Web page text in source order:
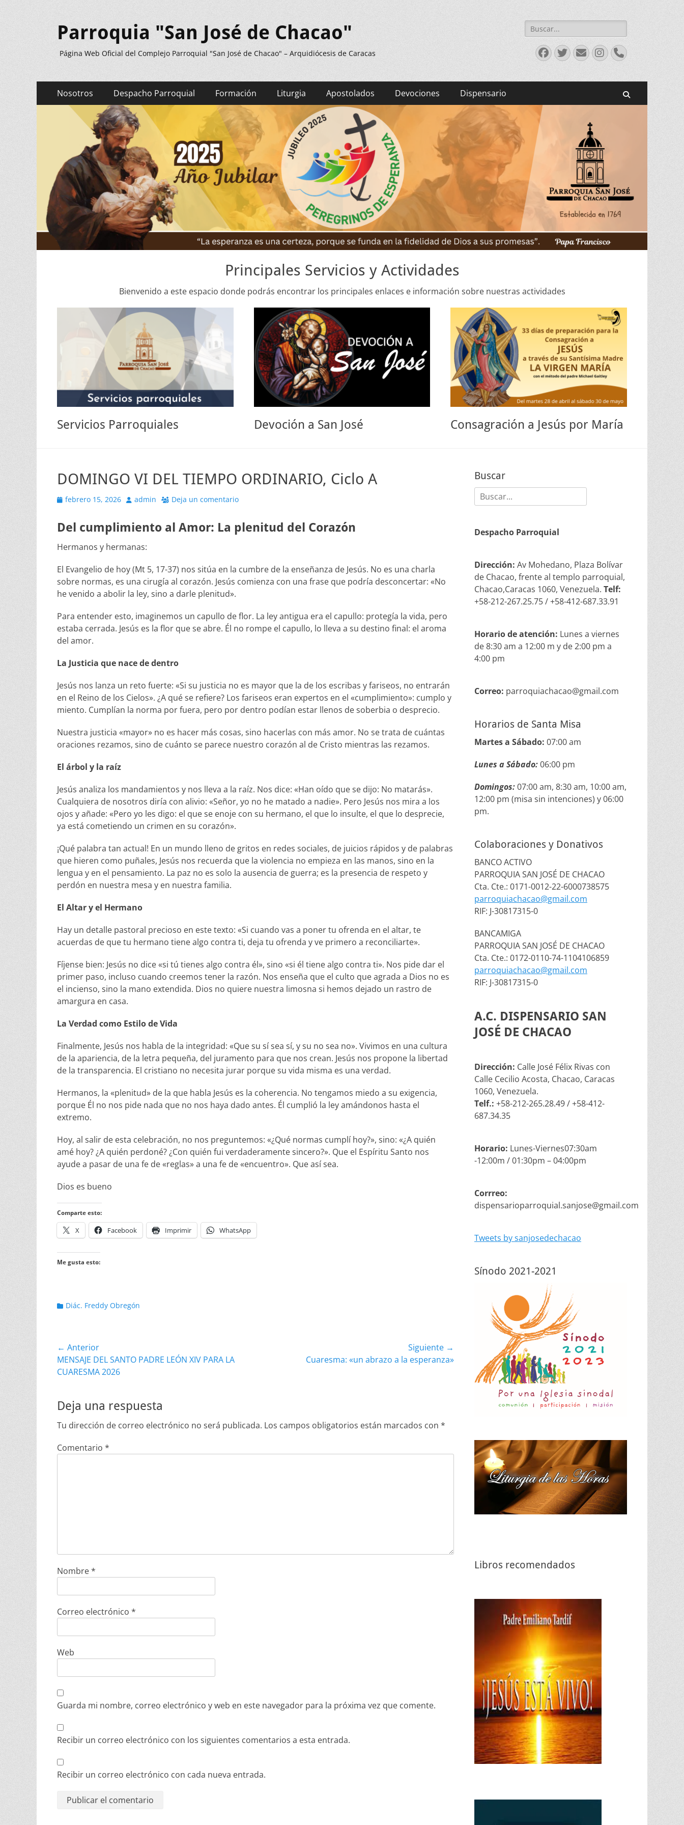
Parroquia "San José de Chacao"
Página Web Oficial del Complejo Parroquial "San José de Chacao" – Arquidiócesis de Caracas
Buscar:
Facebook
Twitter
Correo
electrónico
Instagram
Teléfono
Menú
principal
contenido
Nosotros Despacho Parroquial Formación Liturgia Apostolados Devociones Dispensario
Principales Servicios y Actividades
Bienvenido a este espacio donde podrás encontrar los principales enlaces e información sobre nuestras actividades
Servicios Parroquiales Devoción a San José Consagración a Jesús por María
DOMINGO VI DEL TIEMPO ORDINARIO, Ciclo A
Publicado
febrero 15, 2026 Autoradmin Deja un comentario
Del cumplimiento al Amor: La plenitud del Corazón
Hermanos y hermanas:
El Evangelio de hoy (Mt 5, 17-37) nos sitúa en la cumbre de la enseñanza de Jesús. No es una charla
sobre normas, es una cirugía al corazón. Jesús comienza con una frase que podría desconcertar: «No
he venido a abolir la ley, sino a darle plenitud».
Para entender esto, imaginemos un capullo de flor. La ley antigua era el capullo: protegía la vida, pero
estaba cerrada. Jesús es la flor que se abre. Él no rompe el capullo, lo lleva a su destino final: el aroma
del amor.
La Justicia que nace de dentro
Jesús nos lanza un reto fuerte: «Si su justicia no es mayor que la de los escribas y fariseos, no entrarán
en el Reino de los Cielos». ¿A qué se refiere? Los fariseos eran expertos en el «cumplimiento»: cumplo y
miento. Cumplían la norma por fuera, pero por dentro podían estar llenos de soberbia o desprecio.
Nuestra justicia «mayor» no es hacer más cosas, sino hacerlas con más amor. No se trata de cuántas
oraciones rezamos, sino de cuánto se parece nuestro corazón al de Cristo mientras las rezamos.
El árbol y la raíz
Jesús analiza los mandamientos y nos lleva a la raíz. Nos dice: «Han oído que se dijo: No matarás».
Cualquiera de nosotros diría con alivio: «Señor, yo no he matado a nadie». Pero Jesús nos mira a los
ojos y añade: «Pero yo les digo: el que se enoje con su hermano, el que lo insulte, el que lo desprecie,
ya está cometiendo un crimen en su corazón».
¡Qué palabra tan actual! En un mundo lleno de gritos en redes sociales, de juicios rápidos y de palabras
que hieren como puñales, Jesús nos recuerda que la violencia no empieza en las manos, sino en la
lengua y en el pensamiento. La paz no es solo la ausencia de guerra; es la presencia de respeto y
perdón en nuestra mesa y en nuestra familia.
El Altar y el Hermano
Hay un detalle pastoral precioso en este texto: «Si cuando vas a poner tu ofrenda en el altar, te
acuerdas de que tu hermano tiene algo contra ti, deja tu ofrenda y ve primero a reconciliarte».
Fíjense bien: Jesús no dice «si tú tienes algo contra él», sino «si él tiene algo contra ti». Nos pide dar el
primer paso, incluso cuando creemos tener la razón. Nos enseña que el culto que agrada a Dios no es
el incienso, sino la mano extendida. Dios no quiere nuestra limosna si hemos dejado un rastro de
amargura en casa.
La Verdad como Estilo de Vida
Finalmente, Jesús nos habla de la integridad: «Que su sí sea sí, y su no sea no». Vivimos en una cultura
de la apariencia, de la letra pequeña, del juramento para que nos crean. Jesús nos propone la libertad
de la transparencia. El cristiano no necesita jurar porque su vida misma es una verdad.
Hermanos, la «plenitud» de la que habla Jesús es la coherencia. No tengamos miedo a su exigencia,
porque Él no nos pide nada que no nos haya dado antes. Él cumplió la ley amándonos hasta el
extremo.
Hoy, al salir de esta celebración, no nos preguntemos: «¿Qué normas cumplí hoy?», sino: «¿A quién
amé hoy? ¿A quién perdoné? ¿Con quién fui verdaderamente sincero?». Que el Espíritu Santo nos
ayude a pasar de una fe de «reglas» a una fe de «encuentro». Que así sea.
Dios es bueno
Comparte esto:
X Facebook Imprimir WhatsApp
Me gusta esto:
Categorias
Diác. Freddy Obregón
Navegación
de
← Anterior
Entrada
anterior:
MENSAJE DEL SANTO PADRE LEÓN XIV PARA LA
CUARESMA 2026
Siguiente →
Cuaresma: «un abrazo a la esperanza»
Deja una respuesta
Tu dirección de correo electrónico no será publicada. Los campos obligatorios están marcados con *
Comentario *
Nombre*
Correo electrónico *
Web
Guarda mi nombre, correo electrónico y web en este navegador para la próxima vez que comente.
Recibir un correo electrónico con los siguientes comentarios a esta entrada.
Recibir un correo electrónico con cada nueva entrada.
Buscar
Buscar:
Despacho Parroquial
Dirección: Av Mohedano, Plaza Bolívar
de Chacao, frente al templo parroquial,
Chacao,Caracas 1060, Venezuela. Telf:
+58-212-267.25.75 / +58-412-687.33.91
Horario de atención: Lunes a viernes
de 8:30 am a 12:00 m y de 2:00 pm a
4:00 pm
Correo: parroquiachacao@gmail.com
Horarios de Santa Misa
Martes a Sábado: 07:00 am
Lunes a Sábado:06:00 pm
Domingos:07:00 am, 8:30 am, 10:00 am,
12:00 pm (misa sin intenciones) y 06:00
pm.
Colaboraciones y Donativos
BANCO ACTIVO
PARROQUIA SAN JOSÉ DE CHACAO
Cta. Cte.: 0171-0012-22-6000738575
parroquiachacao@gmail.com
RIF: J-30817315-0
BANCAMIGA
PARROQUIA SAN JOSÉ DE CHACAO
Cta. Cte.: 0172-0110-74-1104106859
parroquiachacao@gmail.com
RIF: J-30817315-0
A.C. DISPENSARIO SAN
JOSÉ DE CHACAO
Dirección: Calle José Félix Rivas con
Calle Cecilio Acosta, Chacao, Caracas
1060, Venezuela.
Telf.: +58-212-265.28.49 / +58-412-
687.34.35
Horario: Lunes-Viernes07:30am
-12:00m / 01:30pm – 04:00pm
Corrreo:
dispensarioparroquial.sanjose@gmail.com
Tweets by sanjosedechacao
Sínodo 2021-2021
Libros recomendados